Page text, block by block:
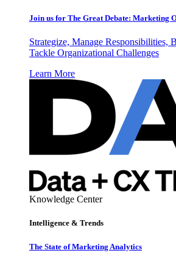
Join us for The Great Debate: Marketing
Strategize, Manage Responsibilities,
Tackle Organizational Challenges
Learn More
Knowledge Center
Intelligence & Trends
The State of Marketing Analytics